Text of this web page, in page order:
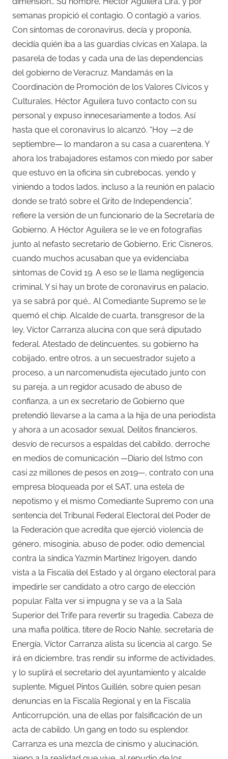
semanas propició el contagio. O contagió a varios.
Con síntomas de coronavirus, decía y proponía,
decidía quién iba a las guardias cívicas en Xalapa, la
pasarela de todas y cada una de las dependencias
del gobierno de Veracruz. Mandamás en la
Coordinación de Promoción de los Valores Cívicos y
Culturales, Héctor Aguilera tuvo contacto con su
personal y expuso innecesariamente a todos. Así
hasta que el coronavirus lo alcanzó. “Hoy —2 de
septiembre— lo mandaron a su casa a cuarentena. Y
ahora los trabajadores estamos con miedo por saber
que estuvo en la oficina sin cubrebocas, yendo y
viniendo a todos lados, incluso a la reunión en palacio
donde se trató sobre el Grito de Independencia”,
refiere la versión de un funcionario de la Secretaría de
Gobierno. A Héctor Aguilera se le ve en fotografías
junto al nefasto secretario de Gobierno, Eric Cisneros,
cuando muchos acusaban que ya evidenciaba
síntomas de Covid 19. A eso se le llama negligencia
criminal. Y si hay un brote de coronavirus en palacio,
ya se sabrá por qué… Al Comediante Supremo se le
quemó el chip. Alcalde de cuarta, transgresor de la
ley, Víctor Carranza alucina con que será diputado
federal. Atestado de delincuentes, su gobierno ha
cobijado, entre otros, a un secuestrador sujeto a
proceso, a un narcomenudista ejecutado junto con
su pareja, a un regidor acusado de abuso de
confianza, a un ex secretario de Gobierno que
pretendió llevarse a la cama a la hija de una periodista
y ahora a un acosador sexual. Delitos financieros,
desvío de recursos a espaldas del cabildo, derroche
en medios de comunicación —Diario del Istmo con
casi 22 millones de pesos en 2019—, contrato con una
empresa bloqueada por el SAT, una estela de
nepotismo y el mismo Comediante Supremo con una
sentencia del Tribunal Federal Electoral del Poder de
la Federación que acredita que ejerció violencia de
género, misoginia, abuso de poder, odio demencial
contra la síndica Yazmín Martínez Irigoyen, dando
vista a la Fiscalía del Estado y al órgano electoral para
impedirle ser candidato a otro cargo de elección
popular. Falta ver si impugna y se va a la Sala
Superior del Trife para revertir su tragedia. Cabeza de
una mafia política, títere de Rocío Nahle, secretaria de
Energía, Víctor Carranza alista su licencia al cargo. Se
irá en diciembre, tras rendir su informe de actividades,
y lo suplirá el secretario del ayuntamiento y alcalde
suplente, Miguel Pintos Guillén, sobre quien pesan
denuncias en la Fiscalía Regional y en la Fiscalía
Anticorrupción, una de ellas por falsificación de un
acta de cabildo. Un gang en todo su esplendor.
Carranza es una mezcla de cinismo y alucinación,